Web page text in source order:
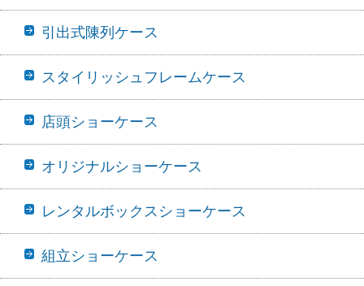
引出式陳列ケース
スタイリッシュフレームケース
店頭ショーケース
オリジナルショーケース
レンタルボックスショーケース
組立ショーケース